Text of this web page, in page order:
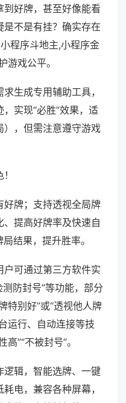
好牌，甚至好像能看
不是有挂？确实存在
程序斗地主,小程序金
游戏公平。
生成专用辅助工具，
实现“必胜”效果，适
），但需注意遵守游戏
好牌；支持透视全局牌
提高好牌率及快速自
结果，提升胜率。
可通过第三方软件实
测防封号”等功能，部分
特别好”或“透视他人牌
运行、自动连接等技
”“不被封号”。
逻辑，智能选牌、一键
电，兼容各种屏幕，